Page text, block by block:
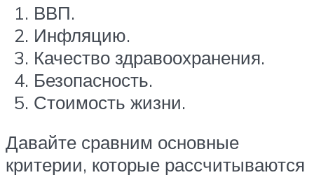
ВВП.
Инфляцию.
Качество здравоохранения.
Безопасность.
Стоимость жизни.
Давайте сравним основные
критерии, которые рассчитываются